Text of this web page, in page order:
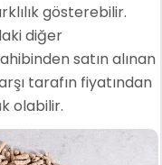
gösterebilir.
diğer
satın alınan
tarafın fiyatından
olabilir.